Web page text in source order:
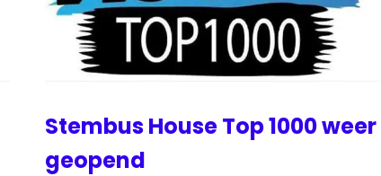
Stembus House Top 1000 weer
geopend